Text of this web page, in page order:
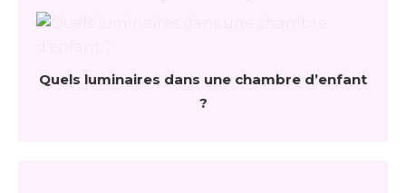
Quels luminaires dans une chambre d’enfant
?